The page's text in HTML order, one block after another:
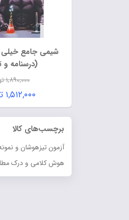
شیمی جامع خیلی
(درسنامه
۱,۸۹۰,۰۰۰
۱,۵۱۲,۰۰۰
برچسب‌های کالا
آزمون تیزهوشان و
هوش کلامی و درک